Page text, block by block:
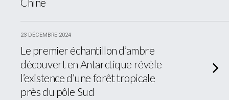
23 DÉCEMBRE 2024
Le premier échantillon d’ambre
découvert en Antarctique révèle
l’existence d’une forêt tropicale
près du pôle Sud